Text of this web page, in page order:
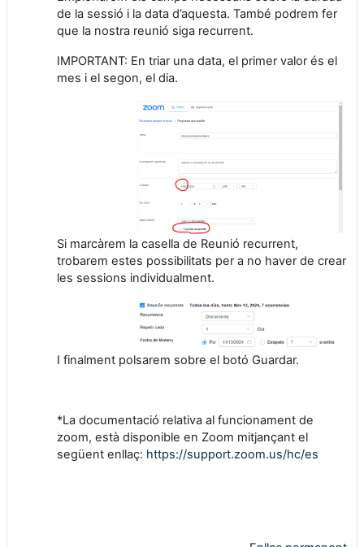
de la sessió i la data d’aquesta. També podrem fer
que la nostra reunió siga recurrent.
IMPORTANT: En triar una data, el primer valor és el
mes i el segon, el dia.
Si marcàrem la casella de Reunió recurrent,
trobarem estes possibilitats per a no haver de crear
les sessions individualment.
I finalment polsarem sobre el botó Guardar.
*La documentació relativa al funcionament de
zoom, està disponible en Zoom mitjançant el
següent enllaç: https://support.zoom.us/hc/es